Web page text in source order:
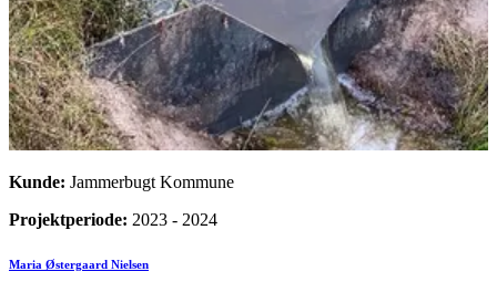
Kunde: Jammerbugt Kommune
Projektperiode: 2023 - 2024
Maria Østergaard Nielsen